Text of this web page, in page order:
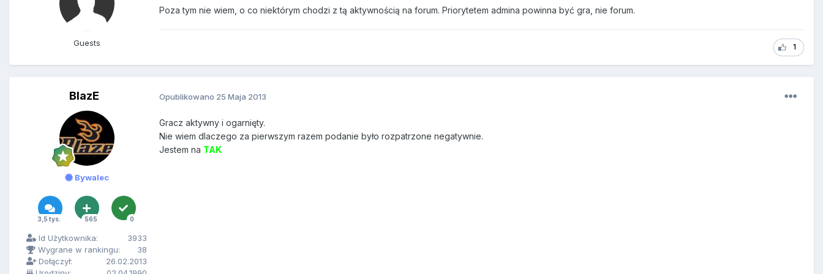
Guests
Poza tym nie wiem, o co niektórym chodzi z tą aktywnością na forum. Priorytetem admina powinna być gra, nie forum.
1
BlazE
Bywalec
3,5 tys. 565 0
Id Użytkownika:
3933
Wygrane w rankingu:
38
Dołączył:
26.02.2013
Opublikowano 25 Maja 2013
Gracz aktywny i ogarnięty.
Nie wiem dlaczego za pierwszym razem podanie było rozpatrzone negatywnie.
Jestem na TAK